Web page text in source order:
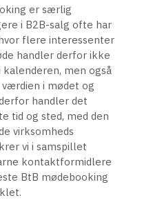
er særlig
i B2B-salg ofte har
flere interessenter
handler derfor ikke
men også
i mødet og
handler det
tid og sted, med den
virksomheds
vi i samspillet
kontaktformidlere
BtB mødebooking